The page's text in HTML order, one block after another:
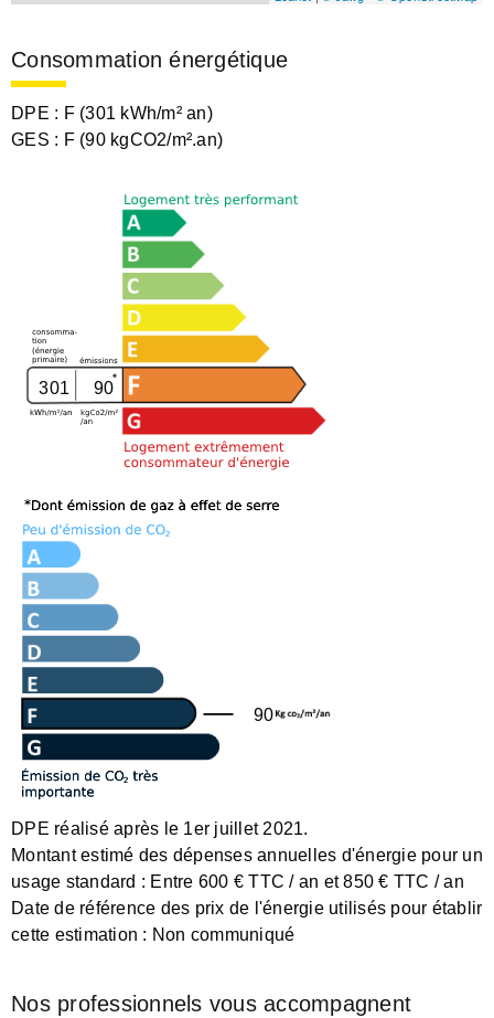
Consommation énergétique
DPE : F (301 kWh/m² an)
GES : F (90 kgCO2/m².an)
301 90
90
DPE réalisé après le 1er juillet 2021.
Montant estimé des dépenses annuelles d'énergie pour un
usage standard : Entre 600 € TTC / an et 850 € TTC / an
Date de référence des prix de l'énergie utilisés pour établir
cette estimation : Non communiqué
Nos professionnels vous accompagnent